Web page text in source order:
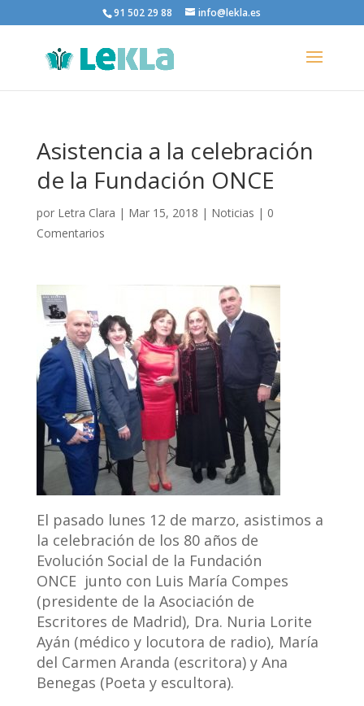
91 502 29 88 info@lekla.es
Asistencia a la celebración
de la Fundación ONCE
por Letra Clara | Mar 15, 2018 | Noticias | 0
Comentarios
El pasado lunes 12 de marzo, asistimos a
la celebración de los 80 años de
Evolución Social de la Fundación
ONCE junto con Luis María Compes
(presidente de la Asociación de
Escritores de Madrid), Dra. Nuria Lorite
Ayán (médico y locutora de radio), María
del Carmen Aranda (escritora) y Ana
Benegas (Poeta y escultora).